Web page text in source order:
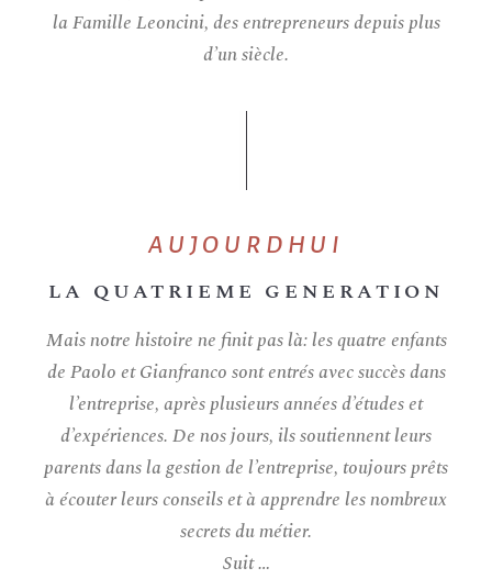
la Famille Leoncini, des entrepreneurs depuis plus
d’un siècle.
AUJOURDHUI
LA QUATRIEME GENERATION
Mais notre histoire ne finit pas là: les quatre enfants
de Paolo et Gianfranco sont entrés avec succès dans
l’entreprise, après plusieurs années d’études et
d’expériences. De nos jours, ils soutiennent leurs
parents dans la gestion de l’entreprise, toujours prêts
à écouter leurs conseils et à apprendre les nombreux
secrets du métier.
Suit …